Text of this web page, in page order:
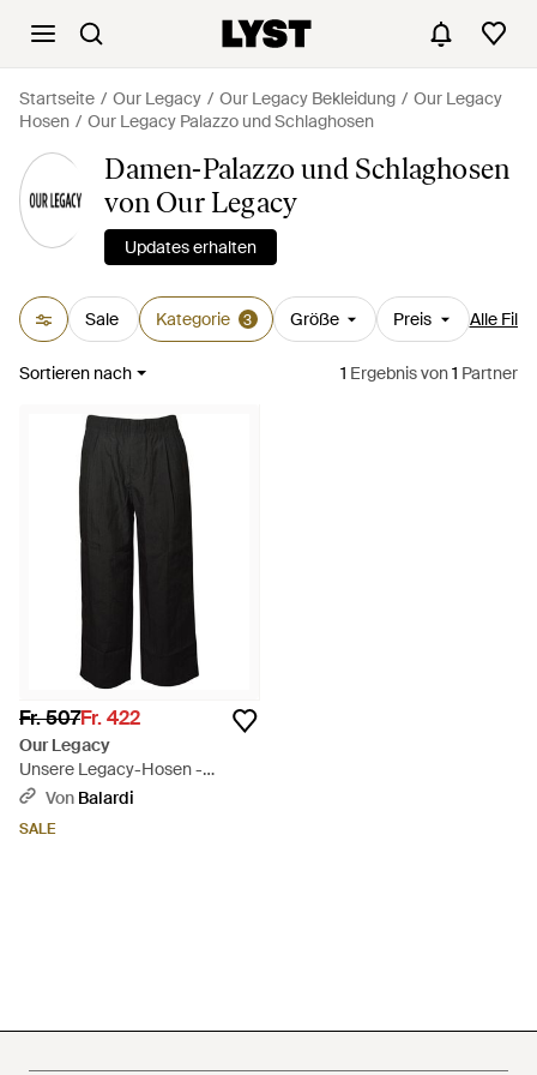
Startseite Our Legacy Our Legacy Bekleidung
Our Legacy
Hosen
Our Legacy Palazzo und Schlaghosen
Damen-Palazzo und Schlaghosen
von Our Legacy
Updates erhalten
Sale Kategorie 3 Größe Preis Alle
Sortieren nach 1 Ergebnisvon1 Partner
Fr. 507Fr. 422
Our Legacy
Unsere Legacy-Hosen -
Schwarz
Von Balardi
SALE